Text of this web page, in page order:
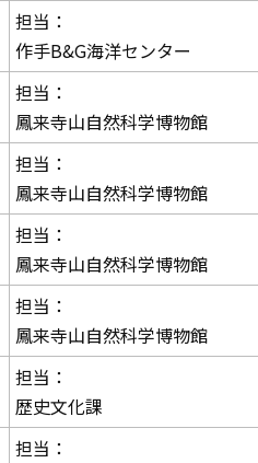
担当：
作手B&G海洋センター
担当：
鳳来寺山自然科学博物館
担当：
鳳来寺山自然科学博物館
担当：
鳳来寺山自然科学博物館
担当：
鳳来寺山自然科学博物館
担当：
歴史文化課
担当：